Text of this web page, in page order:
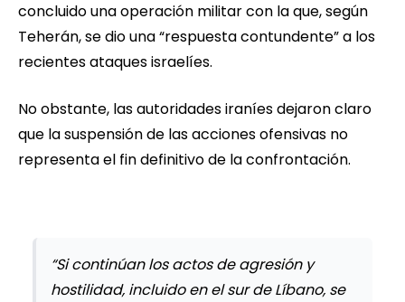
concluido una operación militar con la que, según
Teherán, se dio una “respuesta contundente” a los
recientes ataques israelíes.
No obstante, las autoridades iraníes dejaron claro
que la suspensión de las acciones ofensivas no
representa el fin definitivo de la confrontación.
“Si continúan los actos de agresión y
hostilidad, incluido en el sur de Líbano, se